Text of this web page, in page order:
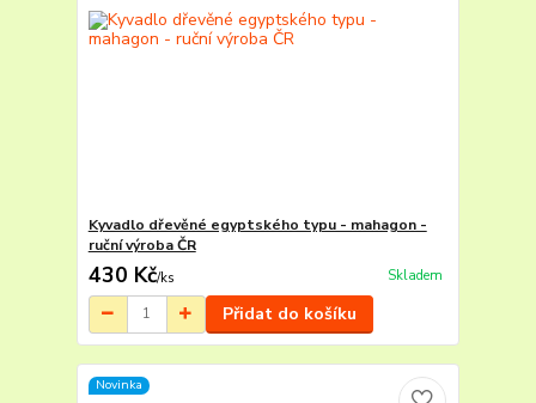
Kyvadlo dřevěné egyptského typu - mahagon -
ruční výroba ČR
430 Kč/ks Skladem
Přidat do košíku
Novinka